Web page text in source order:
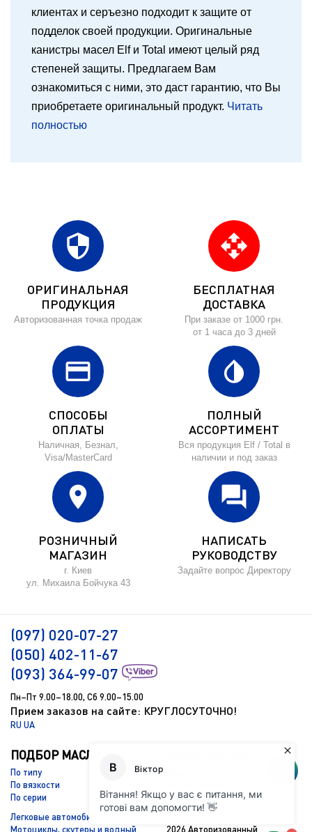
клиентах и серъезно подходит к защите от
подделок своей продукции. Оригинальные
канистры масел Elf и Total имеют целый ряд
степеней защиты. Предлагаем Вам
ознакомиться с ними, это даст гарантию, что Вы
приобретаете оригинальный продукт. Читать
полностью
security
ОРИГИНАЛЬНАЯ
ПРОДУКЦИЯ
Авторизованная точка продаж
open_with
БЕСПЛАТНАЯ
ДОСТАВКА
При заказе от 1000 грн.
от 1 часа до 3 дней
credit_card
СПОСОБЫ
ОПЛАТЫ
Наличная, Безнал,
Visa/MasterCard
invert_colors
ПОЛНЫЙ
АССОРТИМЕНТ
Вся продукция Elf / Total в
наличии и под заказ
location_on
РОЗНИЧНЫЙ
МАГАЗИН
г. Киев
ул. Михаила Бойчука 43
forum
НАПИСАТЬ
РУКОВОДСТВУ
Задайте вопрос Директору
(097) 020-07-27
(050) 402-11-67
(093) 364-99-07
Пн–Пт 9.00–18.00, Сб 9.00–15.00
Прием заказов на сайте: КРУГЛОСУТОЧНО!
RU UA
ПОДБОР МАСЛА
По типу
По вязкости
По серии
Легковые автомобили
Мотоциклы, скутеры и водный
Доставка и оплата
Контакты
2026 Авторизованный